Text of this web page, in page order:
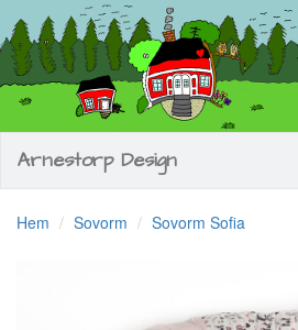
Arnestorp Design
Hem Sovorm Sovorm Sofia